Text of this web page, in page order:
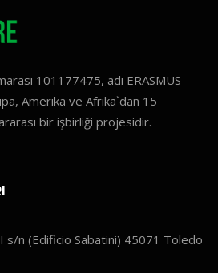
101177475, adı ERASMUS-
Amerika ve Afrika`dan 15
bir işbirliği projesidir.
s/n (Edificio Sabatini) 45071 Toledo